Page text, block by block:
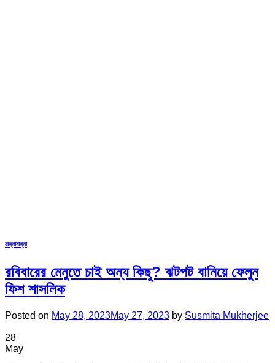
রান্নাবান্না
রবিবারের মেনুতে চাই অন্য কিছু? ঝটপট বানিয়ে ফেলুন
ফিশ শাসলিক
Posted on May 28, 2023May 27, 2023 by Susmita Mukherjee
28
May